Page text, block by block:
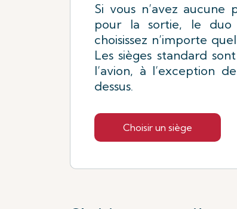
Si vous n’avez aucune
pour la sortie, le
choisissez n’importe
Les sièges standard
l’avion, à l’exception
dessus.
Choisir un siège